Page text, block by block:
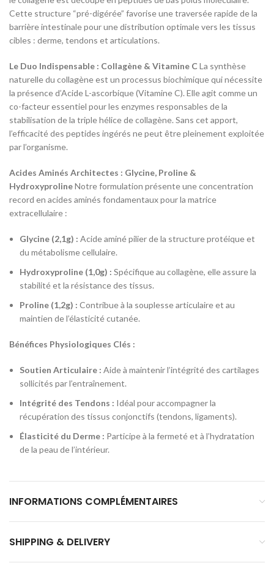
Cette structure “pré-digérée” favorise une traversée rapide de la
barrière intestinale pour une distribution optimale vers les tissus
cibles : derme, tendons et articulations.
Le Duo Indispensable : Collagène & Vitamine C La synthèse
naturelle du collagène est un processus biochimique qui nécessite
la présence d’Acide L-ascorbique (Vitamine C). Elle agit comme un
co-facteur essentiel pour les enzymes responsables de la
stabilisation de la triple hélice de collagène. Sans cet apport,
l’efficacité des peptides ingérés ne peut être pleinement exploitée
par l’organisme.
Acides Aminés Architectes : Glycine, Proline &
HydroxyprolineNotre formulation présente une concentration
record en acides aminés fondamentaux pour la matrice
extracellulaire :
Glycine (2,1g) : Acide aminé pilier de la structure protéique et
du métabolisme cellulaire.
Hydroxyproline (1,0g) : Spécifique au collagène, elle assure la
stabilité et la résistance des tissus.
Proline (1,2g) : Contribue à la souplesse articulaire et au
maintien de l’élasticité cutanée.
Bénéfices Physiologiques Clés :
Soutien Articulaire : Aide à maintenir l’intégrité des cartilages
sollicités par l’entraînement.
Intégrité des Tendons : Idéal pour accompagner la
récupération des tissus conjonctifs (tendons, ligaments).
Élasticité du Derme : Participe à la fermeté et à l’hydratation
de la peau de l’intérieur.
INFORMATIONS COMPLÉMENTAIRES
SHIPPING & DELIVERY